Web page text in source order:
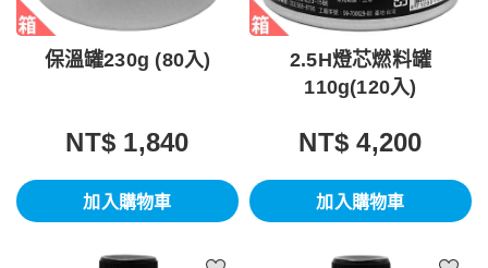
保溫罐230g (80入)
NT$ 1,840
加入購物車
2.5H燈芯燃料罐
110g(120入)
NT$ 4,200
加入購物車